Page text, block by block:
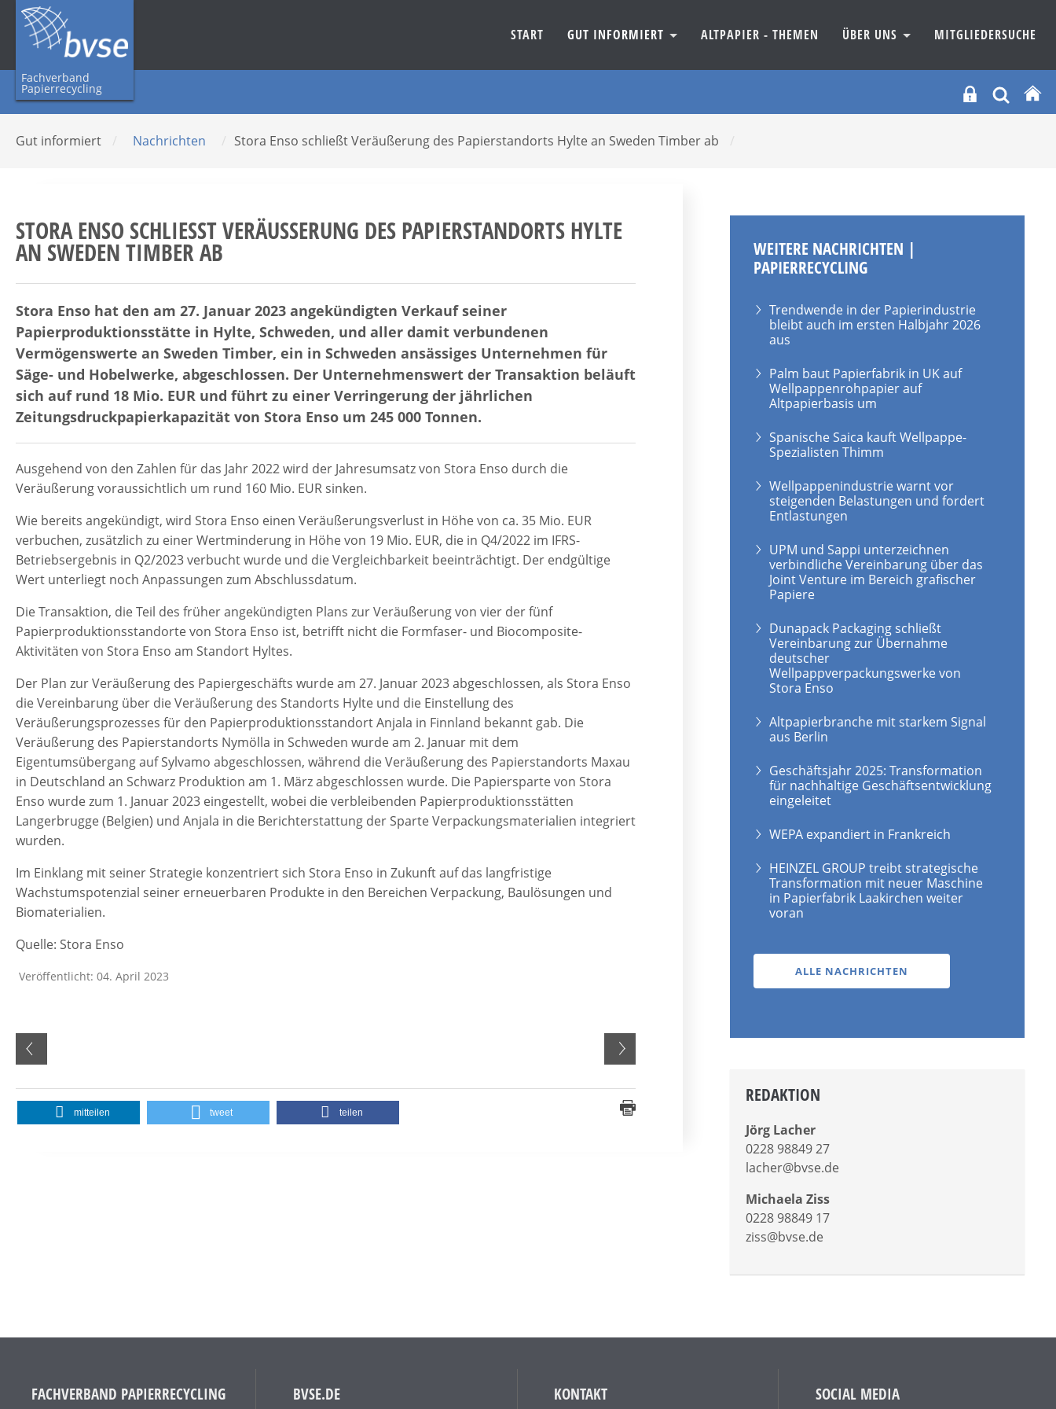
Fachverband
Papierrecycling
START GUT INFORMIERT ALTPAPIER - THEMEN ÜBER UNS MITGLIEDERSUCHE
Gut informiert / Nachrichten / Stora Enso schließt Veräußerung des Papierstandorts Hylte an Sweden Timber ab /
STORA ENSO SCHLIESST VERÄUSSERUNG DES PAPIERSTANDORTS HYLTE AN
SWEDEN TIMBER AB
Stora Enso hat den am 27. Januar 2023 angekündigten Verkauf seiner
Papierproduktionsstätte in Hylte, Schweden, und aller damit verbundenen
Vermögenswerte an Sweden Timber, ein in Schweden ansässiges Unternehmen für
Säge- und Hobelwerke, abgeschlossen. Der Unternehmenswert der Transaktion beläuft
sich auf rund 18 Mio. EUR und führt zu einer Verringerung der jährlichen
Zeitungsdruckpapierkapazität von Stora Enso um 245 000 Tonnen.
Ausgehend von den Zahlen für das Jahr 2022 wird der Jahresumsatz von Stora Enso durch die
Veräußerung voraussichtlich um rund 160 Mio. EUR sinken.
Wie bereits angekündigt, wird Stora Enso einen Veräußerungsverlust in Höhe von ca. 35 Mio. EUR
verbuchen, zusätzlich zu einer Wertminderung in Höhe von 19 Mio. EUR, die in Q4/2022 im IFRS-
Betriebsergebnis in Q2/2023 verbucht wurde und die Vergleichbarkeit beeinträchtigt. Der endgültige
Wert unterliegt noch Anpassungen zum Abschlussdatum.
Die Transaktion, die Teil des früher angekündigten Plans zur Veräußerung von vier der fünf
Papierproduktionsstandorte von Stora Enso ist, betrifft nicht die Formfaser- und Biocomposite-
Aktivitäten von Stora Enso am Standort Hyltes.
Der Plan zur Veräußerung des Papiergeschäfts wurde am 27. Januar 2023 abgeschlossen, als Stora Enso
die Vereinbarung über die Veräußerung des Standorts Hylte und die Einstellung des
Veräußerungsprozesses für den Papierproduktionsstandort Anjala in Finnland bekannt gab. Die
Veräußerung des Papierstandorts Nymölla in Schweden wurde am 2. Januar mit dem
Eigentumsübergang auf Sylvamo abgeschlossen, während die Veräußerung des Papierstandorts Maxau
in Deutschland an Schwarz Produktion am 1. März abgeschlossen wurde. Die Papiersparte von Stora
Enso wurde zum 1. Januar 2023 eingestellt, wobei die verbleibenden Papierproduktionsstätten
Langerbrugge (Belgien) und Anjala in die Berichterstattung der Sparte Verpackungsmaterialien integriert
wurden.
Im Einklang mit seiner Strategie konzentriert sich Stora Enso in Zukunft auf das langfristige
Wachstumspotenzial seiner erneuerbaren Produkte in den Bereichen Verpackung, Baulösungen und
Biomaterialien.
Quelle: Stora Enso
Veröffentlicht: 04. April 2023
mitteilen tweet teilen
WEITERE NACHRICHTEN |
PAPIERRECYCLING
Trendwende in der Papierindustrie
bleibt auch im ersten Halbjahr 2026
aus
Palm baut Papierfabrik in UK auf
Wellpappenrohpapier auf
Altpapierbasis um
Spanische Saica kauft Wellpappe-
Spezialisten Thimm
Wellpappenindustrie warnt vor
steigenden Belastungen und fordert
Entlastungen
UPM und Sappi unterzeichnen
verbindliche Vereinbarung über das
Joint Venture im Bereich grafischer
Papiere
Dunapack Packaging schließt
Vereinbarung zur Übernahme
deutscher
Wellpappverpackungswerke von
Stora Enso
Altpapierbranche mit starkem Signal
aus Berlin
Geschäftsjahr 2025: Transformation
für nachhaltige Geschäftsentwicklung
eingeleitet
WEPA expandiert in Frankreich
HEINZEL GROUP treibt strategische
Transformation mit neuer Maschine
in Papierfabrik Laakirchen weiter
voran
ALLE NACHRICHTEN
REDAKTION
Jörg Lacher
0228 98849 27
lacher@bvse.de
Michaela Ziss
0228 98849 17
ziss@bvse.de
FACHVERBAND PAPIERRECYCLING BVSE.DE KONTAKT SOCIAL MEDIA